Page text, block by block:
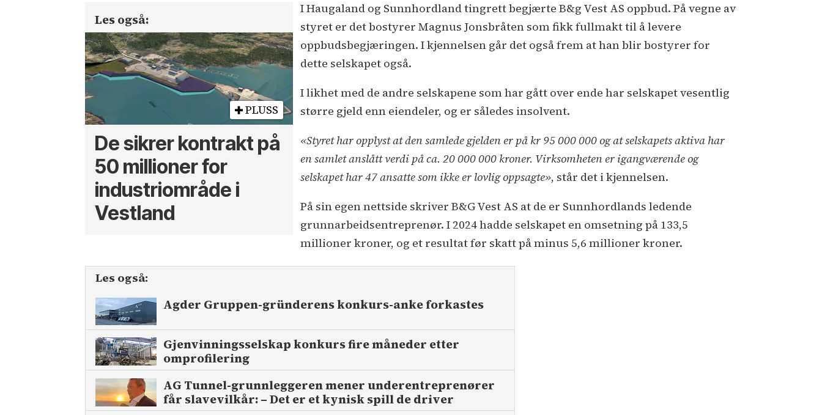
Les også:
PLUSS
De sikrer kontrakt på
50 millioner for
industriområde i
Vestland
I Haugaland og Sunnhordland tingrett begjærte B&g Vest AS oppbud. På vegne av
styret er det bostyrer Magnus Jonsbråten som fikk fullmakt til å levere
oppbudsbegjæringen. I kjennelsen går det også frem at han blir bostyrer for
dette selskapet også.
I likhet med de andre selskapene som har gått over ende har selskapet vesentlig
større gjeld enn eiendeler, og er således insolvent.
«Styret har opplyst at den samlede gjelden er på kr 95 000 000 og at selskapets aktiva har
en samlet anslått verdi på ca. 20 000 000 kroner. Virksomheten er igangværende og
selskapet har 47 ansatte som ikke er lovlig oppsagte», står det i kjennelsen.
På sin egen nettside skriver B&G Vest AS at de er Sunnhordlands ledende
grunnarbeidsentreprenør. I 2024 hadde selskapet en omsetning på 133,5
millioner kroner, og et resultat før skatt på minus 5,6 millioner kroner.
Les også:
Agder Gruppen-gründerens konkurs-anke forkastes
Gjenvinnings­selskap konkurs fire måneder etter
omprofilering
AG Tunnel-grunn­leggeren mener under­entreprenører
får slave­vilkår: – Det er et kynisk spill de driver